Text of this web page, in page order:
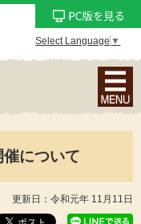
Select Language ▼
ナ
ビ
ン
メ
について
更新日：令和元年 11月11日